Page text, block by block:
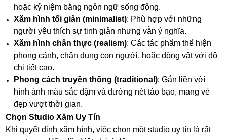
hoặc kỷ niệm bằng ngôn ngữ sống động.
Xăm hình tối giản (minimalist): Phù hợp với những
người yêu thích sự tinh giản nhưng vẫn ý nghĩa.
Xăm hình chân thực (realism): Các tác phẩm thể hiện
phong cảnh, chân dung con người, hoặc động vật với độ
chi tiết cao.
Phong cách truyền thống (traditional): Gắn liền với
hình ảnh màu sắc đậm và đường nét táo bạo, mang vẻ
đẹp vượt thời gian.
Chọn Studio Xăm Uy Tín
Khi quyết định xăm hình, việc chọn một studio uy tín là rất